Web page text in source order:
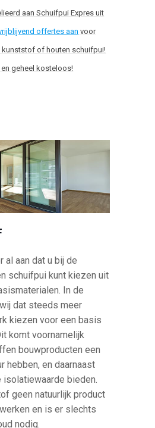
aan Schuifpui Expres uit
offertes aan voor
kunststof of houten schuifpui!
geheel kosteloos!
al aan dat u bij de
schuifpui kunt kiezen uit
In de
dat steeds meer
kiezen voor een basis
komt voornamelijk
bouwproducten een
hebben, en daarnaast
isolatiewaarde bieden.
geen natuurlijk product
en is er slechts
nodig.